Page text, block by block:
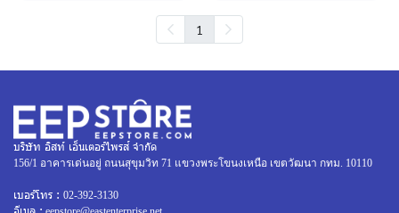
1
บริษัท อิสท์ เอ็นเตอร์ไพรส์ จำกัด
156/1 อาคารเด่นอยู่ ถนนสุขุมวิท 71 แขวงพระโขนงเหนือ เขตวัฒนา กทม. 10110
เบอร์โทร : 02-392-3130